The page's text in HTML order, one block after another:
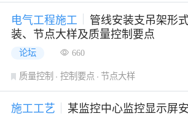
电气工程施工
管线安装支吊架形
装、节点大样及质量控制要点
论坛 660
质量控制 控制要点 节点大样
施工工艺 某监控中心监控显示屏